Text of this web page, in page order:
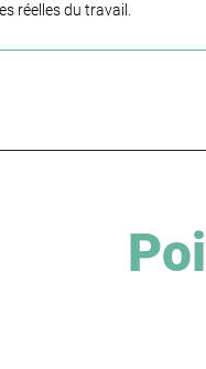
réelles du travail.